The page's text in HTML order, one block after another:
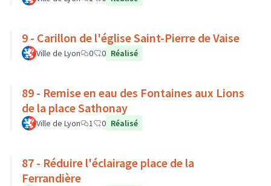
9 - Carillon de l'église Saint-Pierre de Vaise
Ville de Lyon 0 0 Réalisé
89 - Remise en eau des Fontaines aux Lions
de la place Sathonay
Ville de Lyon 1 0 Réalisé
87 - Réduire l'éclairage place de la
Ferrandière